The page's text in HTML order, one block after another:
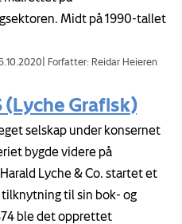
Midt på 1990-tallet
Forfatter: Reidar Heieren
Grafisk)
selskap under konsernet
bygde videre på
Lyche & Co. startet et
til sin bok- og
ble det opprettet